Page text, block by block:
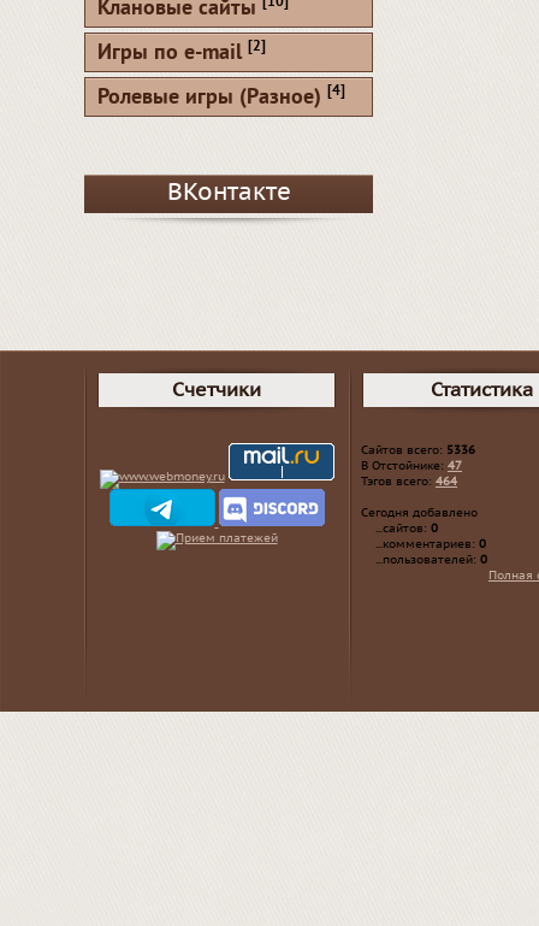
Клановые сайты
Игры по e-mail [2]
Ролевые игры (Разное) [4]
ВКонтакте
Счетчики Статистика
Сайтов всего: 5336
В Отстойнике: 47
Тэгов всего: 464
Сегодня добавлено
...сайтов: 0
...комментариев: 0
...пользователей: 0
Полная